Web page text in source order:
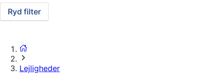
Ryd filter
Lejligheder